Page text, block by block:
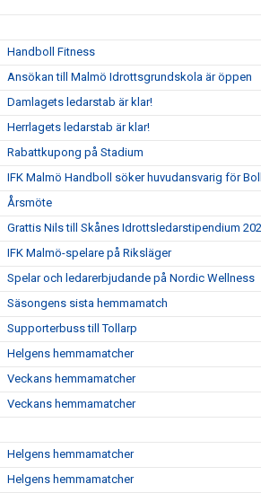
Handboll Fitness
Ansökan till Malmö Idrottsgrundskola är öppen
Damlagets ledarstab är klar!
Herrlagets ledarstab är klar!
Rabattkupong på Stadium
IFK Malmö Handboll söker huvudansvarig för
Årsmöte
Grattis Nils till Skånes Idrottsledarstipendium
IFK Malmö-spelare på Riksläger
Spelar och ledarerbjudande på Nordic Wellness
Säsongens sista hemmamatch
Supporterbuss till Tollarp
Helgens hemmamatcher
Veckans hemmamatcher
Veckans hemmamatcher
Helgens hemmamatcher
Helgens hemmamatcher